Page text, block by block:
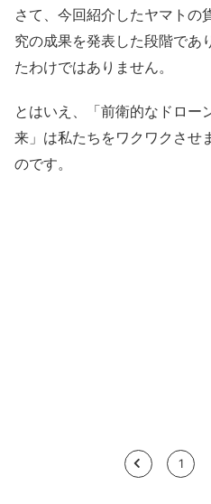
さて、今回紹介したヤマトの
究の成果を発表した段階であ
たわけではありません。
とはいえ、「前衛的なドロー
来」は私たちをワクワクさせ
のです。
< 1